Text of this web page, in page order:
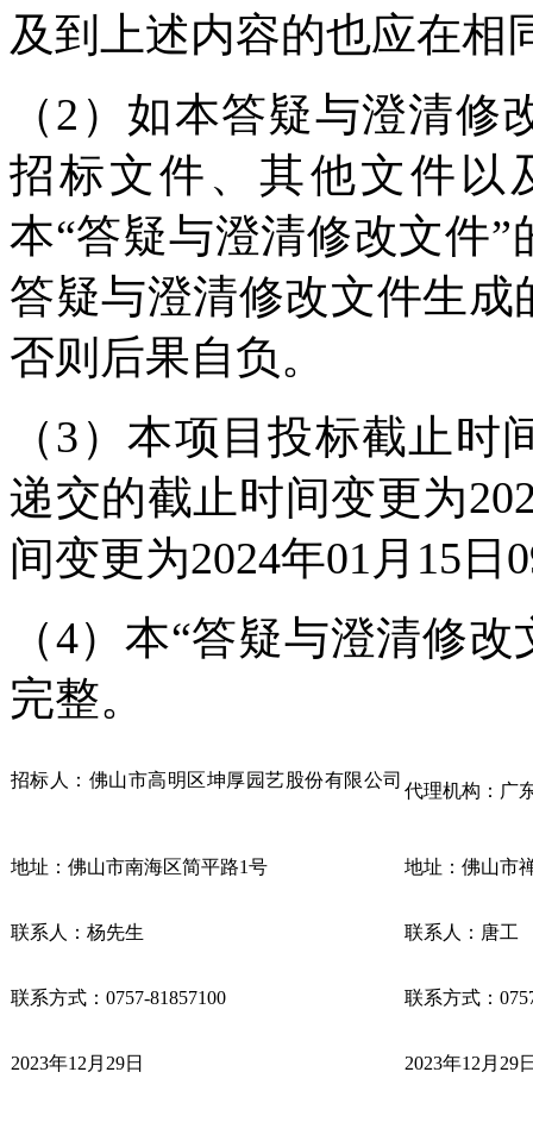
及到上述内容的也应在相
（2）如本答疑与澄清
招标文件、其他文件以
本“答疑与澄清修改文件
答疑与澄清修改文件生
否则后果自负。
（3）本项目投标截止时
递交的截止时间变更为
间变更为2024年01月15日
（4）本“答疑与澄清修改
完整。
招标人：佛山市高明区坤厚园艺股份有限公司
代理机构：广
地址：佛山市南海区简平路1号 地址：佛山市
联系人：杨先生 联系人：唐工
联系方式：0757-81857100 联系方式：
2023年12月29日 2023年12月29